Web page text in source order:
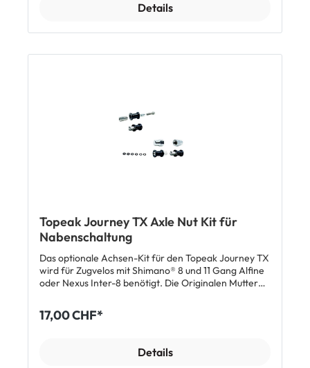
übereinstimmen. Solltest du Fragen hierzu haben,
Details
Topeak Journey TX Axle Nut Kit für
Nabenschaltung
Das optionale Achsen-Kit für den Topeak Journey TX
wird für Zugvelos mit Shimano® 8 und 11 Gang Alfine
oder Nexus Inter-8 benötigt. Die Originalen Muttern
Topeak Axle Nut-Kit ersetzt.
17,00 CHF*
Details